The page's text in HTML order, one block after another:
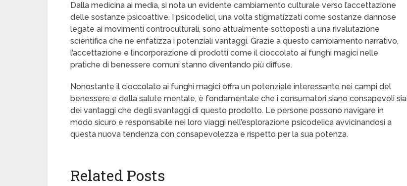
Dalla medicina ai media, si nota un evidente cambiamento culturale verso l’accettazione
delle sostanze psicoattive. I psicodelici, una volta stigmatizzati come sostanze dannose
legate ai movimenti controculturali, sono attualmente sottoposti a una rivalutazione
scientifica che ne enfatizza i potenziali vantaggi. Grazie a questo cambiamento narrativo,
l’accettazione e l’incorporazione di prodotti come il cioccolato ai funghi magici nelle
pratiche di benessere comuni stanno diventando più diffuse.
Nonostante il cioccolato ai funghi magici offra un potenziale interessante nei campi del
benessere e della salute mentale, è fondamentale che i consumatori siano consapevoli sia
dei vantaggi che degli svantaggi di questo prodotto. Le persone possono navigare in
modo sicuro e responsabile nei loro viaggi nell’esplorazione psicodelica avvicinandosi a
questa nuova tendenza con consapevolezza e rispetto per la sua potenza.
Related Posts